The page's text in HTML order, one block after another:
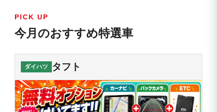
PICK UP
今月のおすすめ特選車
ダイハツ タフト